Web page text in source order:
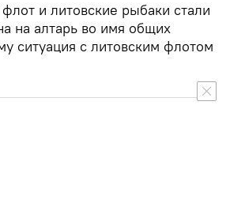
и литовские рыбаки стали
на алтарь во имя общих
ситуация с литовским флотом